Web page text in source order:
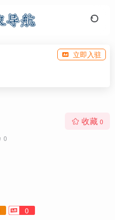
立即入驻
0
收藏 0
0